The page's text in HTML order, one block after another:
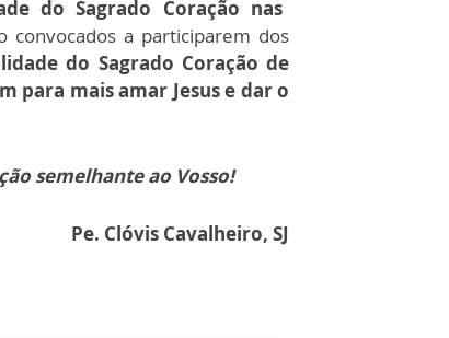
do Sagrado Coração nas
convocados a participarem dos
do Sagrado Coração de
para mais amar Jesus e dar o
semelhante ao Vosso!
Pe. Clóvis Cavalheiro, SJ